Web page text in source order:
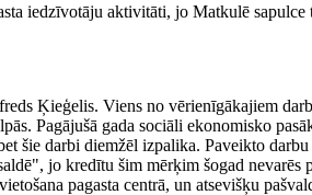
iedzīvotāju aktivitāti, jo Matkulē
Ķieģelis. Viens no vērienīgākajiem
Pagājušā gada sociāli ekonomisko
šie darbi diemžēl izpalika. Paveikto
jo kredītu šim mērķim šogad
pagasta centrā, un atsevišķu